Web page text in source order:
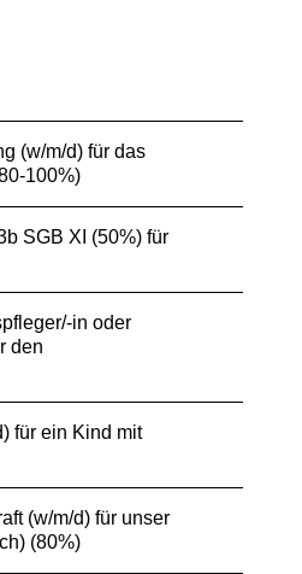
(w/m/d) für das
100%)
SGB XI (50%) für
in oder
den
für ein Kind mit
(w/m/d) für unser
(80%)